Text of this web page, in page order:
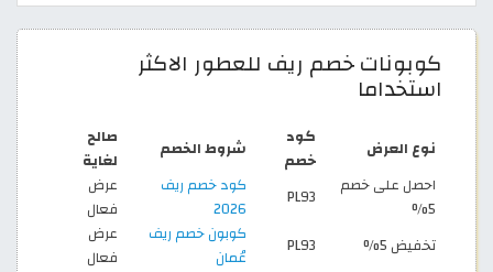
كوبونات خصم ريف للعطور الاكثر
استخداما
نوع العرض
كود
خصم
شروط الخصم
صالح
لغاية
احصل على خصم
5%
PL93
كود خصم ريف
2026
عرض
فعال
تخفيض 5%
PL93
كوبون خصم ريف
عُمان
عرض
فعال